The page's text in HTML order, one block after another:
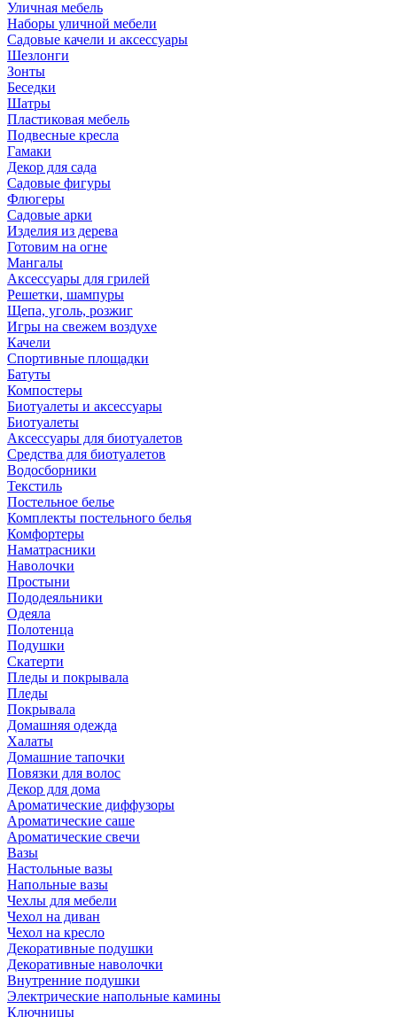
Уличная мебель
Наборы уличной мебели
Садовые качели и аксессуары
Шезлонги
Зонты
Беседки
Шатры
Пластиковая мебель
Подвесные кресла
Гамаки
Декор для сада
Садовые фигуры
Флюгеры
Садовые арки
Изделия из дерева
Готовим на огне
Мангалы
Аксессуары для грилей
Решетки, шампуры
Щепа, уголь, розжиг
Игры на свежем воздухе
Качели
Спортивные площадки
Батуты
Компостеры
Биотуалеты и аксессуары
Биотуалеты
Аксессуары для биотуалетов
Средства для биотуалетов
Водосборники
Текстиль
Постельное белье
Комплекты постельного белья
Комфортеры
Наматрасники
Наволочки
Простыни
Пододеяльники
Одеяла
Полотенца
Подушки
Скатерти
Пледы и покрывала
Пледы
Покрывала
Домашняя одежда
Халаты
Домашние тапочки
Повязки для волос
Декор для дома
Ароматические диффузоры
Ароматические саше
Ароматические свечи
Вазы
Настольные вазы
Напольные вазы
Чехлы для мебели
Чехол на диван
Чехол на кресло
Декоративные подушки
Декоративные наволочки
Внутренние подушки
Электрические напольные камины
Ключницы